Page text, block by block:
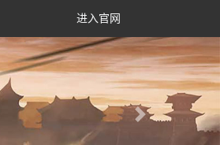
进入官网
Next